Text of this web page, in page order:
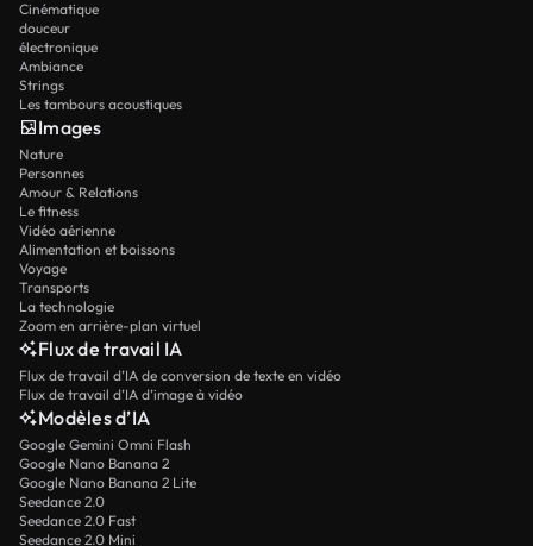
Cinématique
douceur
électronique
Ambiance
Strings
Les tambours acoustiques
Images
Nature
Personnes
Amour & Relations
Le fitness
Vidéo aérienne
Alimentation et boissons
Voyage
Transports
La technologie
Zoom en arrière-plan virtuel
Flux de travail IA
Flux de travail d’IA de conversion de texte en vidéo
Flux de travail d’IA d’image à vidéo
Modèles d’IA
Google Gemini Omni Flash
Google Nano Banana 2
Google Nano Banana 2 Lite
Seedance 2.0
Seedance 2.0 Fast
Seedance 2.0 Mini